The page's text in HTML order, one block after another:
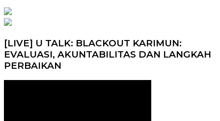
[LIVE] U TALK: BLACKOUT KARIMUN:
EVALUASI, AKUNTABILITAS DAN LANGKAH
PERBAIKAN